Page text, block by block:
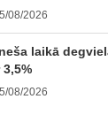
08/2026
laikā
3,5%
08/2026